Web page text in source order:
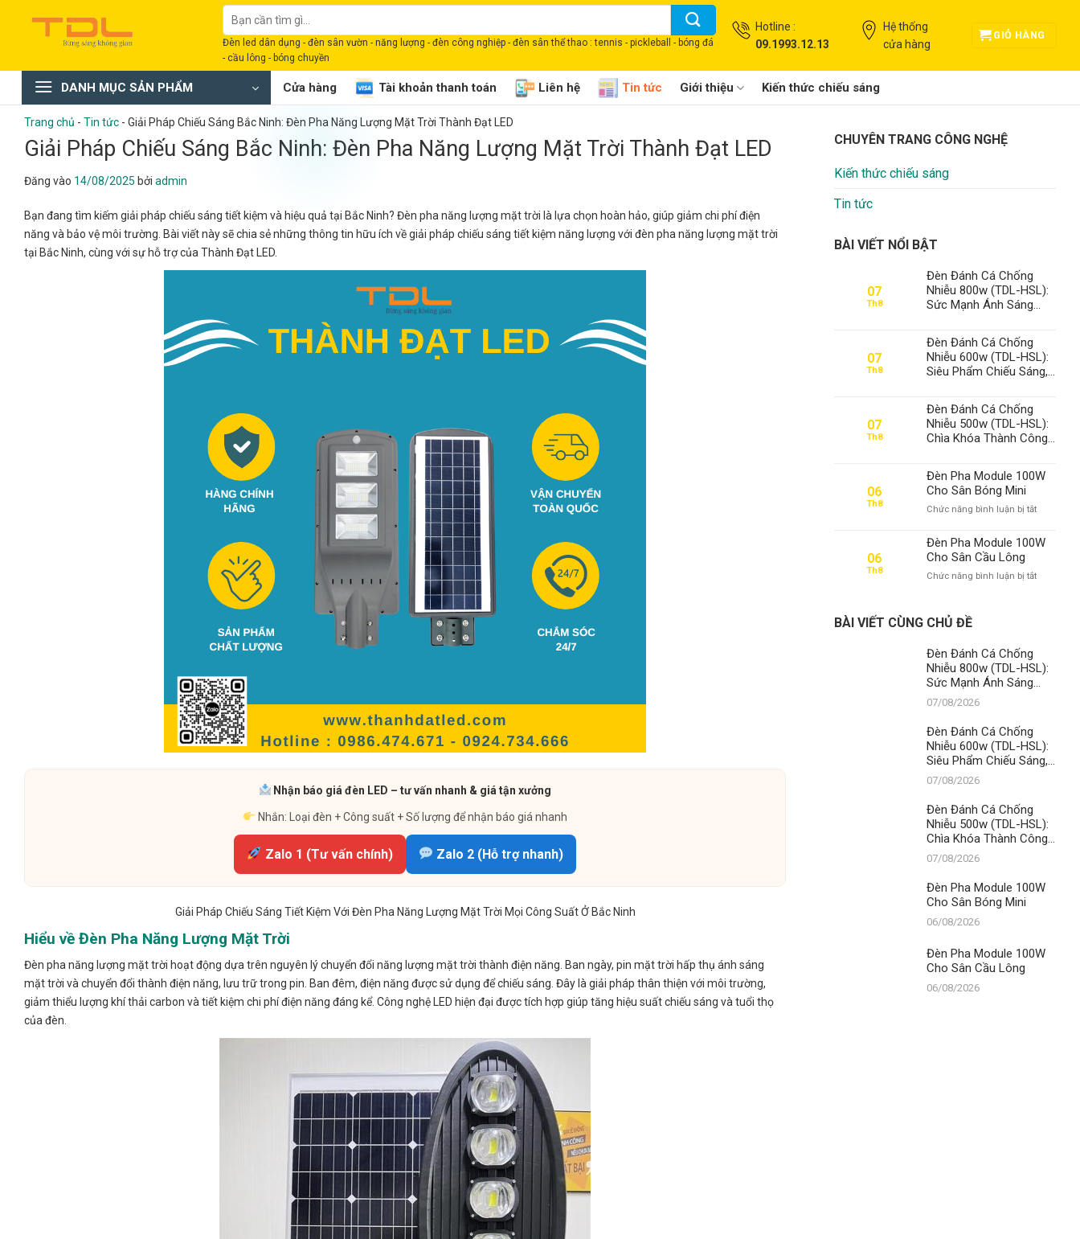
dung
Tìm
kiếm:
Đèn led dân dụng - đèn sân vườn - năng lượng - đèn công nghiệp - đèn sân thể thao : tennis - pickleball - bóng đá
- cầu lông - bóng chuyền
Hotline :
09.1993.12.13
Hệ thống
cửa hàng
GIỎ HÀNG
DANH MỤC SẢN PHẨM Cửa hàng Tài khoản thanh toán Liên hệ Tin tức Giới thiệu Kiến thức chiếu sáng
Trang chủ - Tin tức - Giải Pháp Chiếu Sáng Bắc Ninh: Đèn Pha Năng Lượng Mặt Trời Thành Đạt LED
Giải Pháp Chiếu Sáng Bắc Ninh: Đèn Pha Năng Lượng Mặt Trời Thành Đạt LED
Đăng vào 14/08/2025 bởi admin
Bạn đang tìm kiếm giải pháp chiếu sáng tiết kiệm và hiệu quả tại Bắc Ninh? Đèn pha năng lượng mặt trời là lựa chọn hoàn hảo, giúp giảm chi phí điện
năng và bảo vệ môi trường. Bài viết này sẽ chia sẻ những thông tin hữu ích về giải pháp chiếu sáng tiết kiệm năng lượng với đèn pha năng lượng mặt trời
tại Bắc Ninh, cùng với sự hỗ trợ của Thành Đạt LED.
Nhận báo giá đèn LED – tư vấn nhanh & giá tận xưởng
Nhắn: Loại đèn + Công suất + Số lượng để nhận báo giá nhanh
Zalo 1 (Tư vấn chính) Zalo 2 (Hỗ trợ nhanh)
Giải Pháp Chiếu Sáng Tiết Kiệm Với Đèn Pha Năng Lượng Mặt Trời Mọi Công Suất Ở Bắc Ninh
Hiểu về Đèn Pha Năng Lượng Mặt Trời
Đèn pha năng lượng mặt trời hoạt động dựa trên nguyên lý chuyển đổi năng lượng mặt trời thành điện năng. Ban ngày, pin mặt trời hấp thụ ánh sáng
mặt trời và chuyển đổi thành điện năng, lưu trữ trong pin. Ban đêm, điện năng được sử dụng để chiếu sáng. Đây là giải pháp thân thiện với môi trường,
giảm thiểu lượng khí thải carbon và tiết kiệm chi phí điện năng đáng kể. Công nghệ LED hiện đại được tích hợp giúp tăng hiệu suất chiếu sáng và tuổi thọ
của đèn.
CHUYÊN TRANG CÔNG NGHỆ
Kiến thức chiếu sáng
Tin tức
BÀI VIẾT NỔI BẬT
07
Th8
Đèn Đánh Cá Chống
Nhiễu 800w (TDL-HSL):
Sức Mạnh Ánh Sáng
Vị Thế Số 1 Thanh Đạt
LED
07
Th8
Đèn Đánh Cá Chống
Nhiễu 600w (TDL-HSL):
Siêu Phẩm Chiếu Sáng,
07
Th8
Đèn Đánh Cá Chống
Nhiễu 500w (TDL-HSL):
Chìa Khóa Thành Công
Thanh Đạt LED
06
Th8
Đèn Pha Module 100W
Cho Sân Bóng Mini
Chức năng bình luận bị tắtở
Pha
Module
Cho
06
Th8
Đèn Pha Module 100W
Cho Sân Cầu Lông
Chức năng bình luận bị tắtở
Cầu
Lông
BÀI VIẾT CÙNG CHỦ ĐỀ
Đèn Đánh Cá Chống
Nhiễu 800w (TDL-HSL):
Sức Mạnh Ánh Sáng
Vượt Trội, Khẳng Định
Vị Thế Số 1 Thanh Đạt
LED
07/08/2026
Đèn Đánh Cá Chống
Nhiễu 600w (TDL-HSL):
Siêu Phẩm Chiếu Sáng,
Khẳng Định Vị Thế Số 1
Thanh Đạt LED
07/08/2026
Đèn Đánh Cá Chống
Nhiễu 500w (TDL-HSL):
Chìa Khóa Thành Công
Dưới Lòng Đại Dương –
Đẳng Cấp Số 1 Từ
Thanh Đạt LED
07/08/2026
Đèn Pha Module 100W
Cho Sân Bóng Mini
06/08/2026
Đèn Pha Module 100W
Cho Sân Cầu Lông
06/08/2026